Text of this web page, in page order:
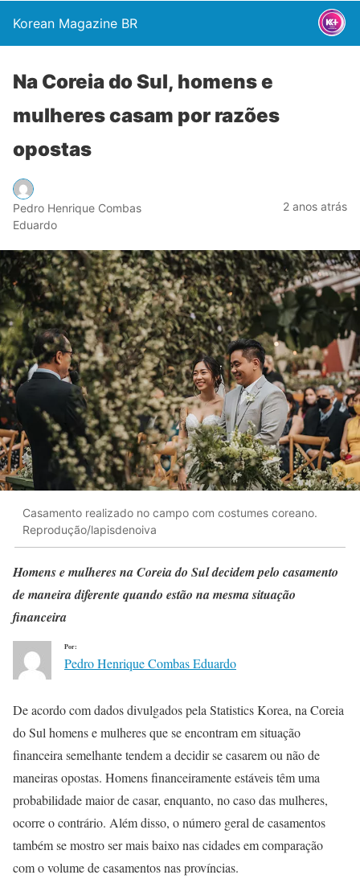
Korean Magazine BR
Na Coreia do Sul, homens e
mulheres casam por razões
opostas
Pedro Henrique Combas
Eduardo
2 anos atrás
Casamento realizado no campo com costumes coreano.
Reprodução/lapisdenoiva
Homens e mulheres na Coreia do Sul decidem pelo casamento
de maneira diferente quando estão na mesma situação
financeira
Por:
Pedro Henrique Combas Eduardo
De acordo com dados divulgados pela Statistics Korea, na Coreia
do Sul homens e mulheres que se encontram em situação
financeira semelhante tendem a decidir se casarem ou não de
maneiras opostas. Homens financeiramente estáveis têm uma
probabilidade maior de casar, enquanto, no caso das mulheres,
ocorre o contrário. Além disso, o número geral de casamentos
também se mostro ser mais baixo nas cidades em comparação
com o volume de casamentos nas províncias.